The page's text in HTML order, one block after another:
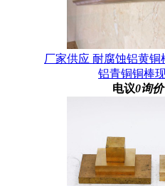
厂家供应 耐腐蚀铝黄铜
铝青铜铜棒
电议0询价